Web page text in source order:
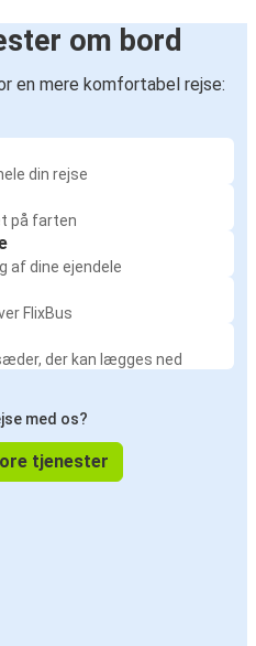
om bord
en mere komfortabel rejse:
din rejse
på farten
af dine ejendele
FlixBus
der kan lægges ned
med os?
tjenester